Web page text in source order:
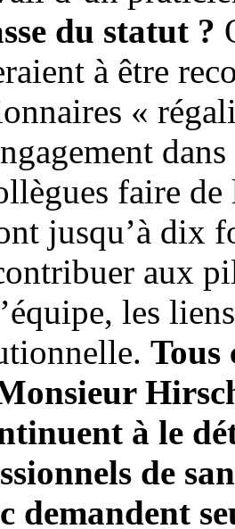
du statut ?
à être
«
faire
jusqu’à dix
aux
les
Tous
à le
de
demandent